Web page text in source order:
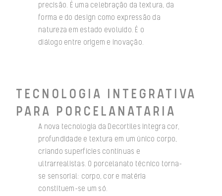
precisão. É uma celebração da textura, da
forma e do design como expressão da
natureza em estado evoluído. É o
diálogo entre origem e inovação.
TECNOLOGIA INTEGRATIVA
PARA PORCELANATARIA
A nova tecnologia da Decortiles integra cor,
profundidade e textura em um único corpo,
criando superfícies contínuas e
ultrarrealistas. O porcelanato técnico torna-
se sensorial: corpo, cor e matéria
constituem-se um só.